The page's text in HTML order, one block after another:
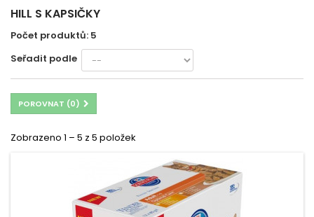
HILL S KAPSIČKY
Počet produktů: 5
Seřadit podle
POROVNAT (0)
Zobrazeno 1 – 5 z 5 položek